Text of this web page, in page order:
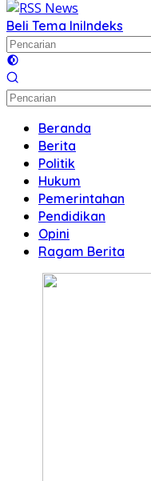
Beli Tema IniIndeks
Beranda
Berita
Politik
Hukum
Pemerintahan
Pendidikan
Opini
Ragam Berita